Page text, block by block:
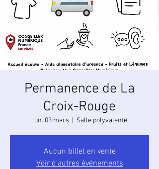
Permanence de La
Croix-Rouge
lun. 03 mars Salle polyvalente
Aucun billet en vente
Voir d'autres événements